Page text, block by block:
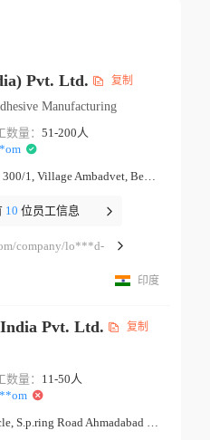
Pvt. Ltd. 复制
Manufacturing
数量： 51-200人
Survey No. 300/1, Village Ambadvet, Behind Datta Temple Pune Maharashtra
10 位员工信息
company/lo***d-
印度
Pvt. Ltd. 复制
数量： 11-50人
Odhav Circle, S.p.ring Road Ahmadabad Gujarat